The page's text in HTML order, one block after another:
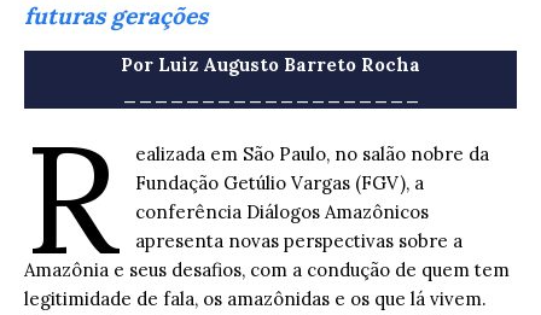
futuras gerações
Por Luiz Augusto Barreto Rocha
R
ealizada em São Paulo, no salão nobre da
Fundação Getúlio Vargas (FGV), a
conferência Diálogos Amazônicos
apresenta novas perspectivas sobre a
Amazônia e seus desafios, com a condução de quem tem
legitimidade de fala, os amazônidas e os que lá vivem.